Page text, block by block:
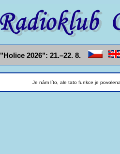
"Holice 2026": 21.–22. 8.
Je nám líto, ale tato funkce je